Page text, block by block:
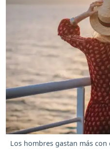
Los hombres gastan más